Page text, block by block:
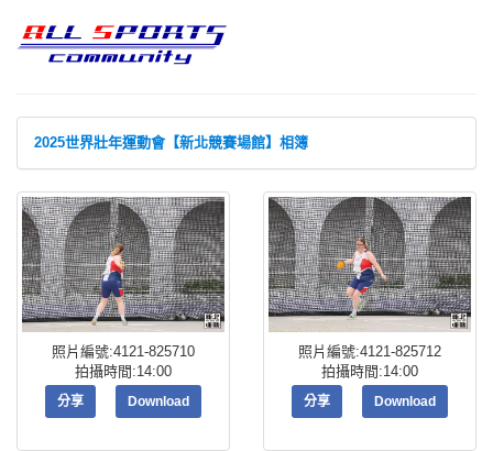
2025世界壯年運動會【新北競賽場館】相簿
照片編號:4121-825710
拍攝時間:14:00
分享 Download
照片編號:4121-825712
拍攝時間:14:00
分享 Download